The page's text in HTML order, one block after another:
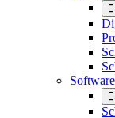

Software
